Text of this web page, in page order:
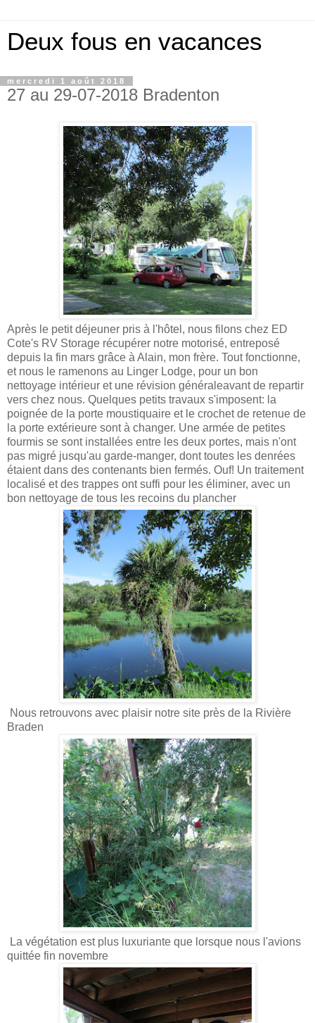
Deux fous en vacances
mercredi 1 août 2018
27 au 29-07-2018 Bradenton
Après le petit déjeuner pris à l'hôtel, nous filons chez ED
Cote's RV Storage récupérer notre motorisé, entreposé
depuis la fin mars grâce à Alain, mon frère. Tout fonctionne,
et nous le ramenons au Linger Lodge, pour un bon
nettoyage intérieur et une révision généraleavant de repartir
vers chez nous. Quelques petits travaux s'imposent: la
poignée de la porte moustiquaire et le crochet de retenue de
la porte extérieure sont à changer. Une armée de petites
fourmis se sont installées entre les deux portes, mais n'ont
pas migré jusqu'au garde-manger, dont toutes les denrées
étaient dans des contenants bien fermés. Ouf! Un traitement
localisé et des trappes ont suffi pour les éliminer, avec un
bon nettoyage de tous les recoins du plancher
Nous retrouvons avec plaisir notre site près de la Rivière
Braden
La végétation est plus luxuriante que lorsque nous l'avions
quittée fin novembre